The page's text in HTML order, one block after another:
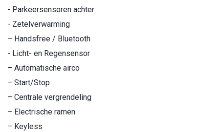
- Parkeersensoren achter
- Zetelverwarming
– Handsfree / Bluetooth
- Licht- en Regensensor
– Automatische airco
– Start/Stop
– Centrale vergrendeling
– Electrische ramen
– Keyless